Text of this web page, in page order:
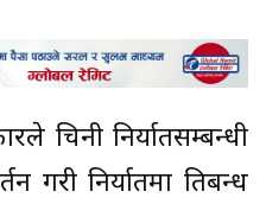
चिनी निर्यातसम्बन्धी
गरी निर्यातमा प्रतिबन्ध